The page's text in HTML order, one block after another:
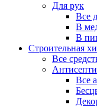
Для рук
Все
В
В
Строительная
Все
Все